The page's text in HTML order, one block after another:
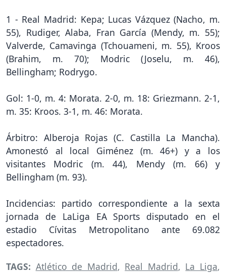
1 - Real Madrid: Kepa; Lucas Vázquez (Nacho, m.
55), Rudiger, Alaba, Fran García (Mendy, m. 55);
Valverde, Camavinga (Tchouameni, m. 55), Kroos
(Brahim, m. 70); Modric (Joselu, m. 46),
Bellingham; Rodrygo.
Gol: 1-0, m. 4: Morata. 2-0, m. 18: Griezmann. 2-1,
m. 35: Kroos. 3-1, m. 46: Morata.
Árbitro: Alberoja Rojas (C. Castilla La Mancha).
Amonestó al local Giménez (m. 46+) y a los
visitantes Modric (m. 44), Mendy (m. 66) y
Bellingham (m. 93).
Incidencias: partido correspondiente a la sexta
jornada de LaLiga EA Sports disputado en el
estadio Cívitas Metropolitano ante 69.082
espectadores.
TAGS: Atlético de Madrid, Real Madrid, La Liga,